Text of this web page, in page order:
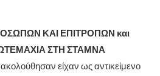
ΚΑΙ ΕΠΙΤΡΟΠΩΝ και
ΣΤΗ ΣΤΑΜΝΑ
είχαν ως αντικείμενο